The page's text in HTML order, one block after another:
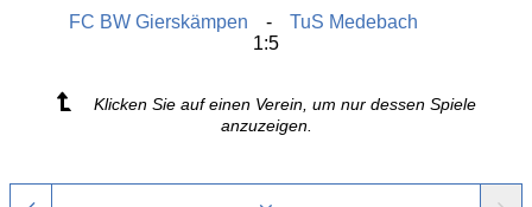
FC BW Gierskämpen
TuS Medebach
1:5
Klicken Sie auf einen Verein, um nur dessen Spiele
anzuzeigen.